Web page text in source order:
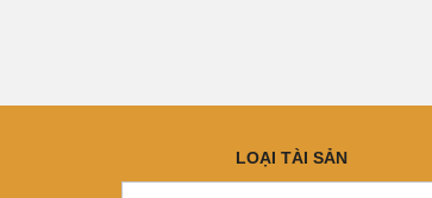
LOẠI TÀI SẢN